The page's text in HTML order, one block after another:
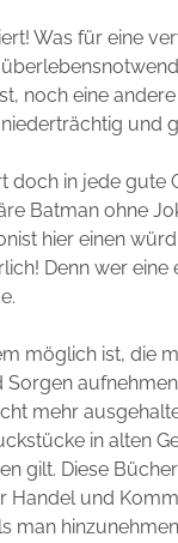
Was für eine
noch eine
und
doch in jede gute
Batman ohne
hier einen
Denn wer
möglich ist, die
mehr
in alten
gilt. Diese
und
man